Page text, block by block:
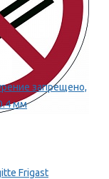
запрещено,
мм
Frigast